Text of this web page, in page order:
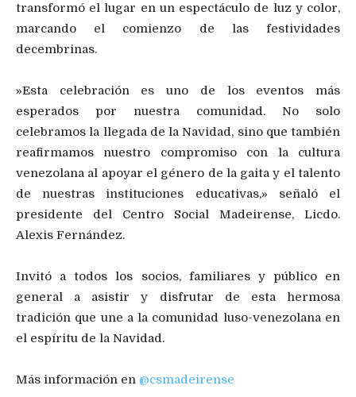
transformó el lugar en un espectáculo de luz y color,
marcando el comienzo de las festividades
decembrinas.
​»Esta celebración es uno de los eventos más
esperados por nuestra comunidad. No solo
celebramos la llegada de la Navidad, sino que también
reafirmamos nuestro compromiso con la cultura
venezolana al apoyar el género de la gaita y el talento
de nuestras instituciones educativas,» señaló el
presidente del Centro Social Madeirense, Licdo.
Alexis Fernández.
Invitó a todos los socios, familiares y público en
general a asistir y disfrutar de esta hermosa
tradición que une a la comunidad luso-venezolana en
el espíritu de la Navidad.
Más información en @csmadeirense